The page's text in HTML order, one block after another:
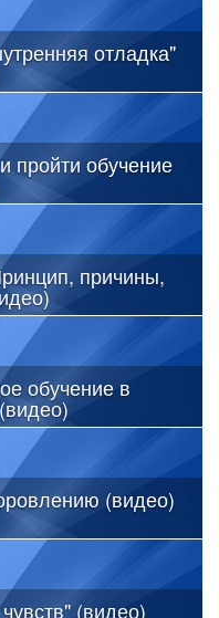
отладка"
пройти обучение
причины,
обучение в
(видео)
(видео)